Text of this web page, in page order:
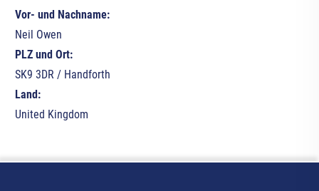
Vor- und Nachname:
Neil Owen
PLZ und Ort:
SK9 3DR / Handforth
Land:
United Kingdom